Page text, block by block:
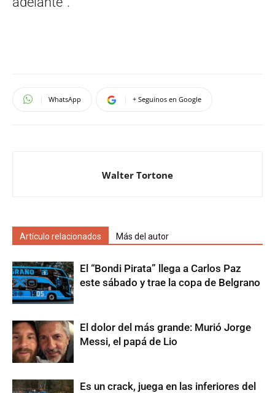
WhatsApp + Seguinos en Google
Walter Tortone
Artículo relacionados Más del autor
El “Bondi Pirata” llega a Carlos Paz
este sábado y trae la copa de Belgrano
El dolor del más grande: Murió Jorge
Messi, el papá de Lio
Es un crack, juega en las inferiores del